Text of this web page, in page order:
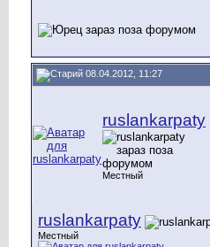
08.04.2012, 11:27
ruslankarpaty
Местный
ruslankarpaty
Местный